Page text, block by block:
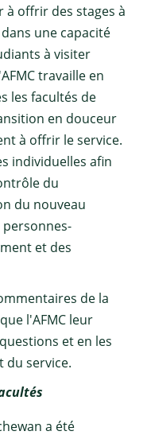
à offrir des stages à
une capacité
à visiter
travaille en
les facultés de
en douceur
à offrir le service.
individuelles afin
du
du nouveau
et des
de la
l'AFMC leur
et en les
du service.
a été